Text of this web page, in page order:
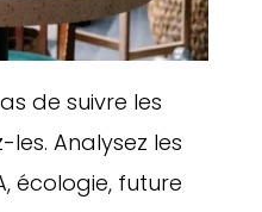
de suivre les
Analysez les
écologie, future